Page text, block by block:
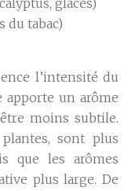
glaces)
du tabac)
l’intensité du
un arôme
moins subtile.
sont plus
que les arômes
plus large. De